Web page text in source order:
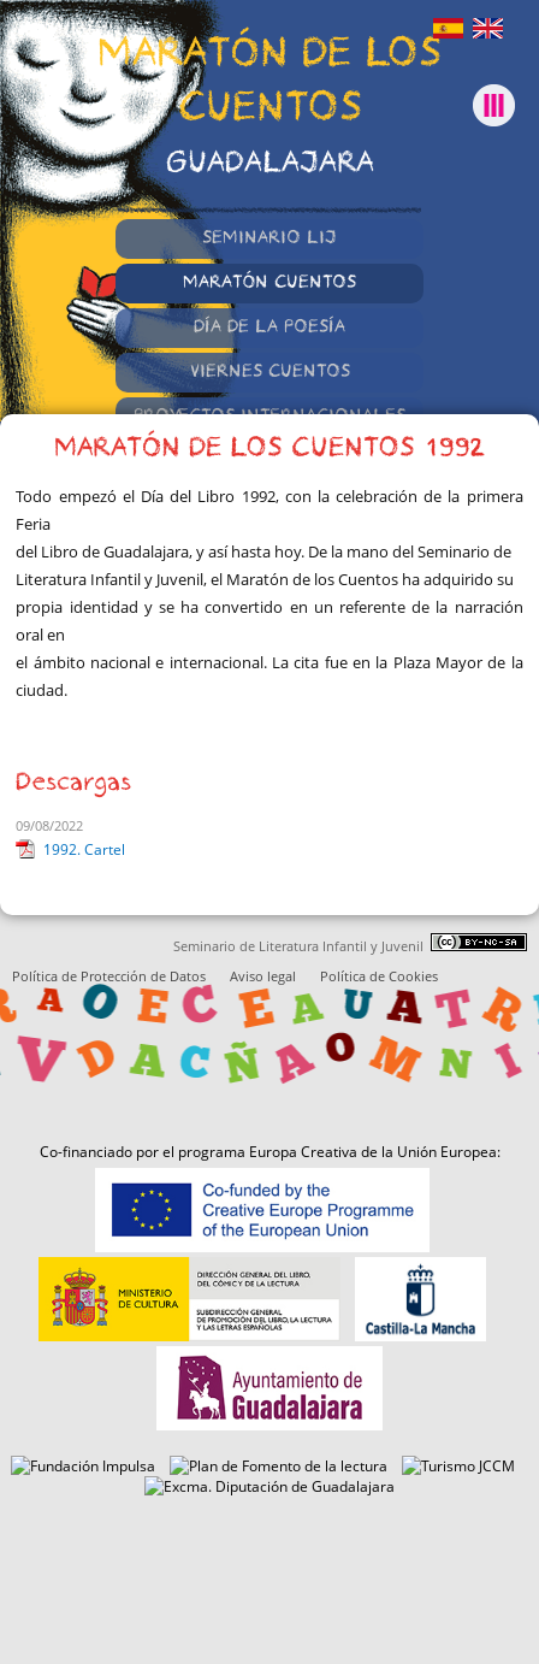
MARATÓN DE LOS
CUENTOS
GUADALAJARA
SEMINARIO LIJ
MARATÓN CUENTOS
DÍA DE LA POESÍA
VIERNES CUENTOS
PROYECTOS INTERNACIONALES
OTRAS INICIATIVAS
MARATÓN DE LOS CUENTOS 1992
Todo empezó el Día del Libro 1992, con la celebración de la primera
Feria
del Libro de Guadalajara, y así hasta hoy. De la mano del Seminario de
Literatura Infantil y Juvenil, el Maratón de los Cuentos ha adquirido su
propia identidad y se ha convertido en un referente de la narración
oral en
el ámbito nacional e internacional. La cita fue en la Plaza Mayor de la
ciudad.
Descargas
09/08/2022
1992. Cartel
Seminario de Literatura Infantil y Juvenil
Política de Protección de Datos
Aviso legal Política de Cookies
Co-financiado por el programa Europa Creativa de la Unión Europea: